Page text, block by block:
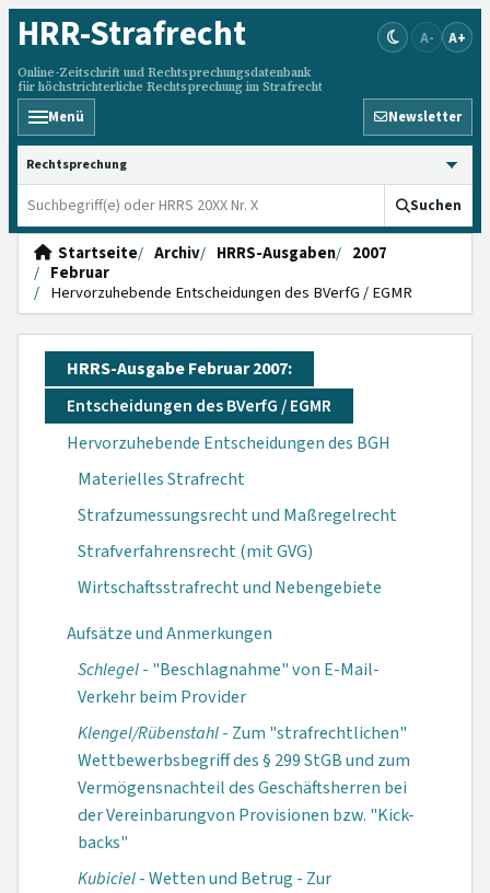
HRR-Strafrecht
Online-Zeitschrift und Rechtsprechungsdatenbank
für höchstrichterliche Rechtsprechung im Strafrecht
A- A+
Menü Newsletter
HRRS durchsuchen
Suchen
Startseite Archiv HRRS-Ausgaben
2007
Februar
Hervorzuhebende Entscheidungen des BVerfG / EGMR
HRRS-Ausgabe Februar 2007:
Entscheidungen des BVerfG / EGMR
Hervorzuhebende Entscheidungen des BGH
Materielles Strafrecht
Strafzumessungsrecht und Maßregelrecht
Strafverfahrensrecht (mit GVG)
Wirtschaftsstrafrecht und Nebengebiete
Aufsätze und Anmerkungen
Schlegel- "Be­schlagnahme" von E-Mail-
Verkehr beim Provider
Klengel/Rübenstahl- Zum "strafrecht­lichen"
Wettbe­werbsbegriff des § 299 StGB und zum
Vermögens­nachteil des Ge­schäftsherren bei
der Vereinbarung­von Provisionen bzw. "Kick-
backs"
Kubiciel- Wetten und Betrug - Zur